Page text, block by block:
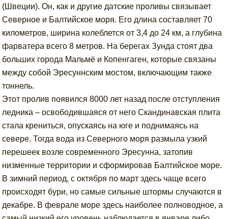
(Швеции). Он, как и другие датские проливы связывает
Северное и Балтийское моря. Его длина составляет 70
километров, ширина колеблется от 3,4 до 24 км, а глубина
фарватера всего 8 метров. На берегах Зунда стоят два
больших города Мальмё и Копенгаген, которые связаны
между собой Эресуннским мостом, включающим также
тоннель.
Этот пролив появился 8000 лет назад после отступления
ледника – освободившаяся от него Скандинавская плита
стала крениться, опускаясь на юге и поднимаясь на
севере. Тогда вода из Северного моря размыла узкий
перешеек возле современного Эресунна, затопив
низменные территории и сформировав Балтийское море.
В зимний период, с октября по март здесь чаще всего
происходят бури, но самые сильные штормы случаются в
декабре. В феврале море здесь наиболее полноводное, а